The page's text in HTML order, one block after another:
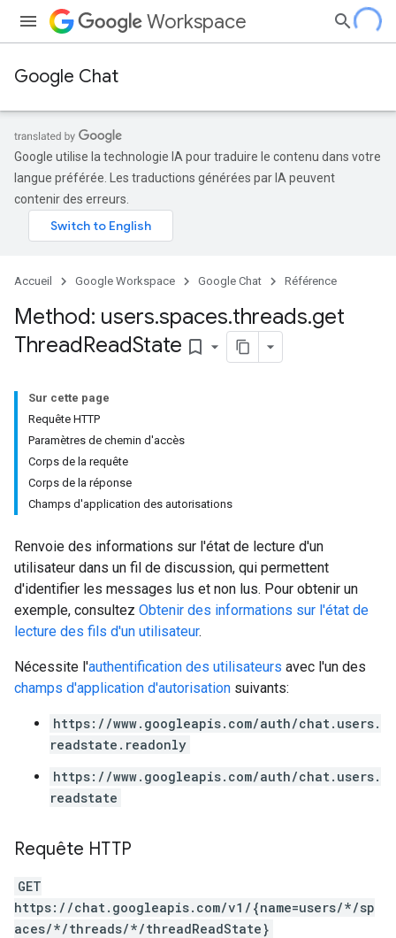
Workspace
Google Chat
Google utilise la technologie IA pour traduire le contenu dans votre
langue préférée. Les traductions générées par IA peuvent
contenir des erreurs.
Accueil Google Workspace Google Chat Référence
Method: users.spaces.threads.get
ThreadReadState bookmark_border
Sur cette page
Requête HTTP
Paramètres de chemin d'accès
Corps de la requête
Corps de la réponse
Champs d'application des autorisations
Renvoie des informations sur l'état de lecture d'un
utilisateur dans un fil de discussion, qui permettent
d'identifier les messages lus et non lus. Pour obtenir un
exemple, consultez Obtenir des informations sur l'état de
lecture des fils d'un utilisateur.
Nécessite l'authentification des utilisateurs avec l'un des
champs d'application d'autorisation suivants:
https://www.googleapis.com/auth/chat.users.
readstate.readonly
https://www.googleapis.com/auth/chat.users.
readstate
Requête HTTP
GET
https://chat.googleapis.com/v1/{name=users/*/sp
aces/*/threads/*/threadReadState}